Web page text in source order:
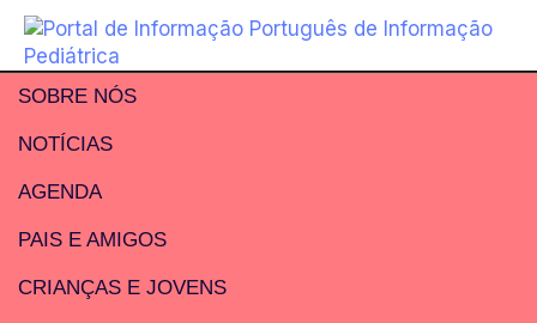
SOBRE NÓS
NOTÍCIAS
AGENDA
PAIS E AMIGOS
CRIANÇAS E JOVENS